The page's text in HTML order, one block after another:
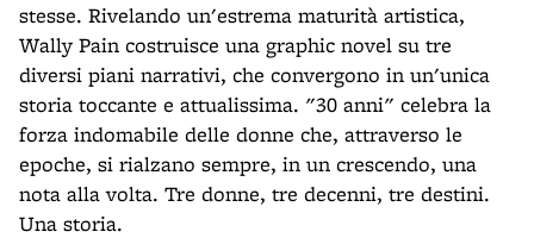
stesse. Rivelando un'estrema maturità artistica,
Wally Pain costruisce una graphic novel su tre
diversi piani narrativi, che convergono in un'unica
storia toccante e attualissima. "30 anni" celebra la
forza indomabile delle donne che, attraverso le
epoche, si rialzano sempre, in un crescendo, una
nota alla volta. Tre donne, tre decenni, tre destini.
Una storia.